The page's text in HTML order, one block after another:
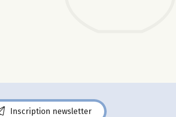
Inscription newsletter